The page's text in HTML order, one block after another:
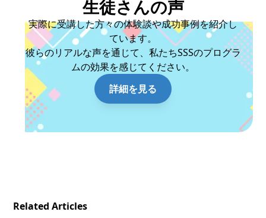
生徒さんの声
実際に受講した方々の体験談や成功事例を紹介し
ています。
彼らのリアルな声を通じて、私たちSSSのプログラ
ムの効果を感じてください。
詳細を見る
Related Articles